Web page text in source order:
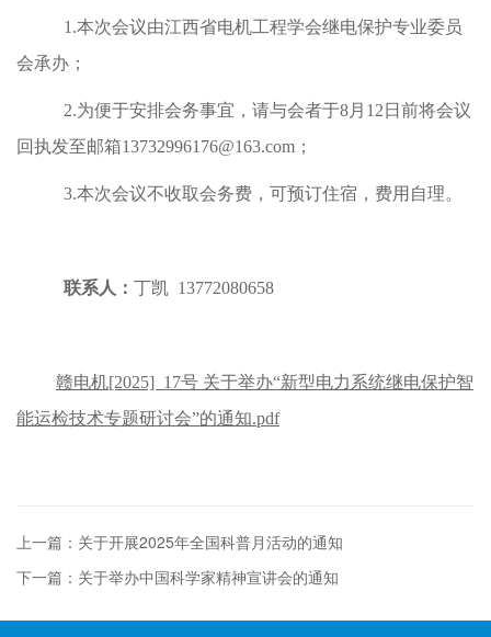
1.本次会议由江西省电机工程学会继电保护专业委员
会承办；
2.为便于安排会务事宜，请与会者于8月12日前将会议
回执发至邮箱13732996176@163.com；
3.本次会议不收取会务费，可预订住宿，费用自理。
联系人： 丁凯 13772080658
赣电机[2025] 17号 关于举办“新型电力系统继电保护智
能运检技术专题研讨会”的通知.pdf
上一篇：关于开展2025年全国科普月活动的通知
下一篇：关于举办中国科学家精神宣讲会的通知